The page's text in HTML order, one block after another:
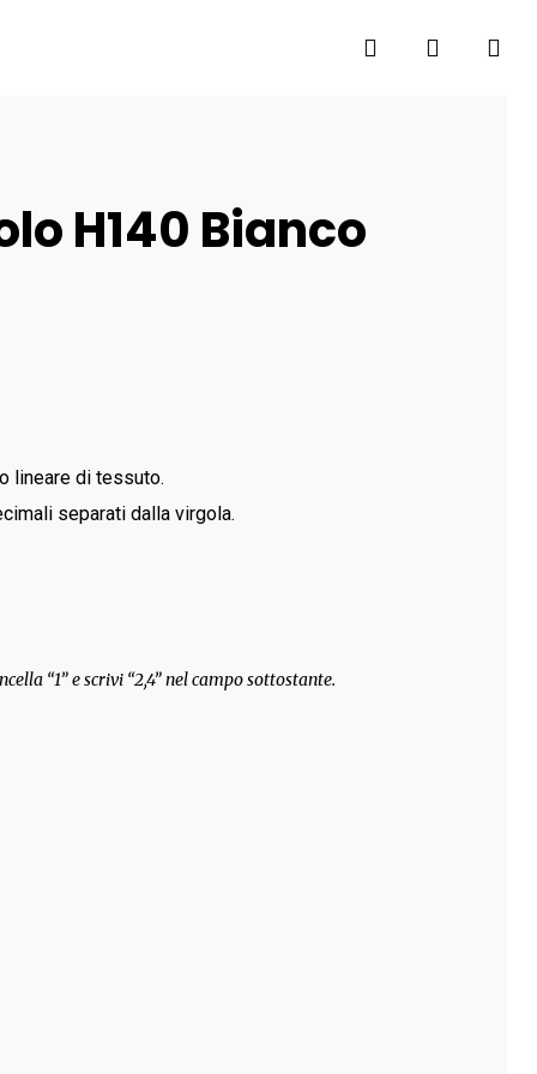
search account
H140 Bianco
lineare di tessuto.
separati dalla virgola.
“1” e scrivi “2,4” nel campo sottostante.